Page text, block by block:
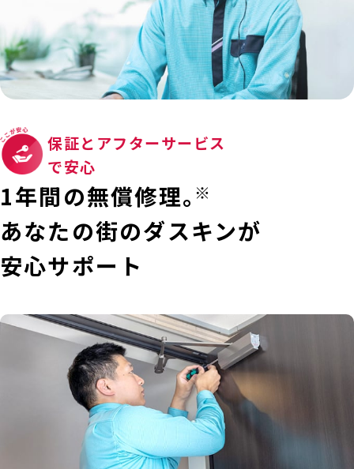
保証とアフターサービス
で安心
1年間の無償修理。
※
あなたの街のダスキンが
安心サポート